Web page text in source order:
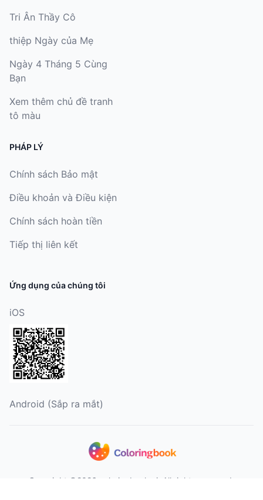
Tri Ân Thầy Cô
thiệp Ngày của Mẹ
Ngày 4 Tháng 5 Cùng
Bạn
Xem thêm chủ đề tranh
tô màu
PHÁP LÝ
Chính sách Bảo mật
Điều khoản và Điều kiện
Chính sách hoàn tiền
Tiếp thị liên kết
Ứng dụng của chúng tôi
iOS
Android (Sắp ra mắt)
Copyright ©2026 coloringbook.ai. All rights reserved.